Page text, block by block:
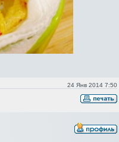
24 Янв 2014 7:50